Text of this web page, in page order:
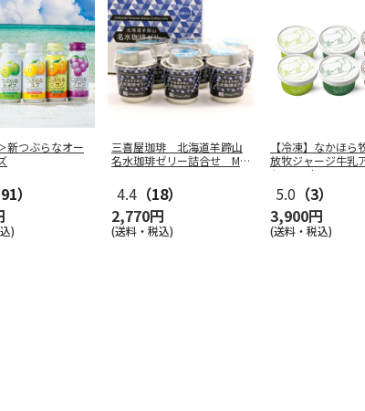
新つぶらなオー
）
)
三喜屋珈琲 北海道羊蹄山
名水珈琲ゼリー詰合せ MC
4.4 （18）
2,770円
(送料・税込)
【冷凍】なかほら
放牧ジャージ牛乳
セット（
5.0 （3）
3,900円
(送料・税込)